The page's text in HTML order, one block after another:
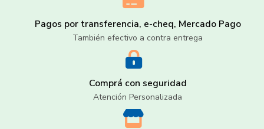
Pagos por transferencia, e-cheq, Mercado Pago
También efectivo a contra entrega
Comprá con seguridad
Atención Personalizada